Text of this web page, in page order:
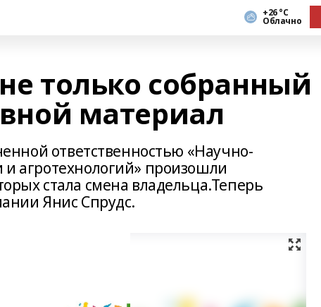
+26 °С
Облачно
только собранный
материал
ответственностью «Научно-
агротехнологий» произошли
стала смена владельца.Теперь
Янис Спрудс.